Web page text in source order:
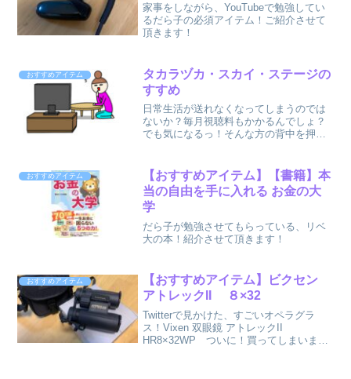
家事をしながら、YouTubeで勉強してい
るだら子の必須アイテム！ご紹介させて
頂きます！
おすすめアイテム
タカラヅカ・スカイ・ステージの
すすめ
日常生活が送れなくなってしまうのでは
ないか？毎月視聴料もかかるんでしょ？
でも気になるっ！そんな方の背中を押し
おすすめアイテム
【おすすめアイテム】【書籍】本
当の自由を手に入れる お金の大
学
だら子が勉強させてもらっている、リベ
大の本！紹介させて頂きます！
おすすめアイテム
【おすすめアイテム】ビクセン
アトレックII ８×32
Twitterで見かけた、すごいオペラグラ
ス！Vixen 双眼鏡 アトレックII
HR8×32WP ついに！買ってしまいまし